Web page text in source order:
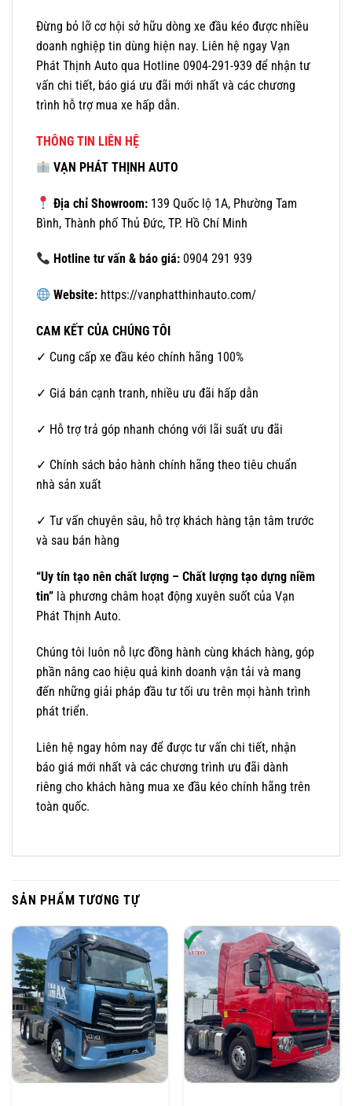
Đừng bỏ lỡ cơ hội sở hữu dòng xe đầu kéo được nhiều
doanh nghiệp tin dùng hiện nay. Liên hệ ngay Vạn
Phát Thịnh Auto qua Hotline 0904-291-939 để nhận tư
vấn chi tiết, báo giá ưu đãi mới nhất và các chương
trình hỗ trợ mua xe hấp dẫn.
THÔNG TIN LIÊN HỆ
VẠN PHÁT THỊNH AUTO
Địa chỉ Showroom: 139 Quốc lộ 1A, Phường Tam
Bình, Thành phố Thủ Đức, TP. Hồ Chí Minh
Hotline tư vấn & báo giá: 0904 291 939
Website: https://vanphatthinhauto.com/
CAM KẾT CỦA CHÚNG TÔI
✓ Cung cấp xe đầu kéo chính hãng 100%
✓ Giá bán cạnh tranh, nhiều ưu đãi hấp dẫn
✓ Hỗ trợ trả góp nhanh chóng với lãi suất ưu đãi
✓ Chính sách bảo hành chính hãng theo tiêu chuẩn
nhà sản xuất
✓ Tư vấn chuyên sâu, hỗ trợ khách hàng tận tâm trước
và sau bán hàng
“Uy tín tạo nên chất lượng – Chất lượng tạo dựng niềm
tin” là phương châm hoạt động xuyên suốt của Vạn
Phát Thịnh Auto.
Chúng tôi luôn nỗ lực đồng hành cùng khách hàng, góp
phần nâng cao hiệu quả kinh doanh vận tải và mang
đến những giải pháp đầu tư tối ưu trên mọi hành trình
phát triển.
Liên hệ ngay hôm nay để được tư vấn chi tiết, nhận
báo giá mới nhất và các chương trình ưu đãi dành
riêng cho khách hàng mua xe đầu kéo chính hãng trên
toàn quốc.
SẢN PHẨM TƯƠNG TỰ